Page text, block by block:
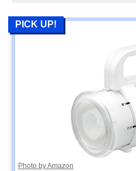
PICK UP!
Photo by Amazon